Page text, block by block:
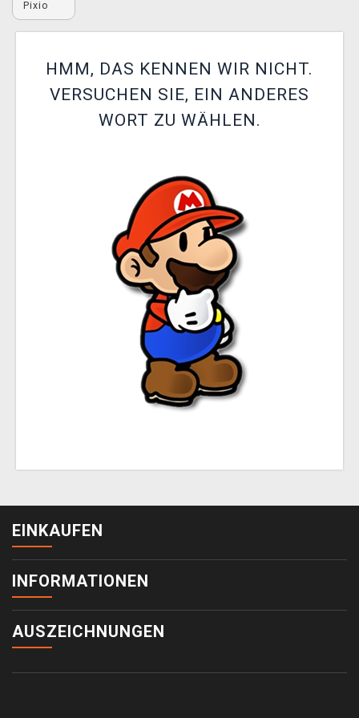
XZONE CLUB
Pixio
HMM, DAS KENNEN WIR NICHT.
VERSUCHEN SIE, EIN ANDERES
WORT ZU WÄHLEN.
EINKAUFEN
INFORMATIONEN
AUSZEICHNUNGEN